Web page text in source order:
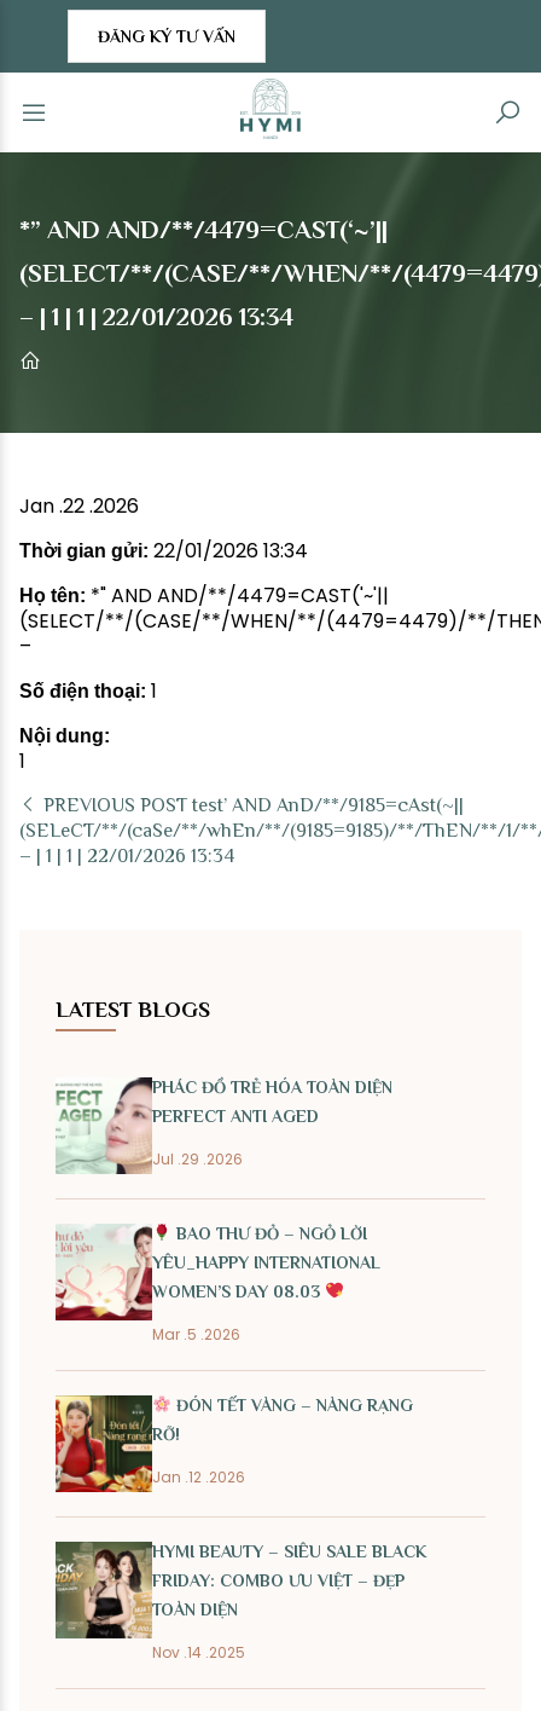
ĐĂNG KÝ TƯ VẤN
*” AND AND/**/4479=CAST(‘~’||
(SELECT/**/(CASE/**/WHEN/**/
– | 1 | 1 | 22/01/2026 13:34
Jan .22 .2026
Thời gian gửi: 22/01/2026 13:34
Họ tên: *" AND AND/**/4479=CAST('~'||
(SELECT/**/(CASE/**/WHEN/**/(4479=4479)/**/
–
Số điện thoại: 1
Nội dung:
1
PREVIOUS POST test’ AND AnD/**/9185=cAst(~||
(SELeCT/**/(caSe/**/whEn/**/(9185=9185)/**/ThEN/**/
– | 1 | 1 | 22/01/2026 13:34
LATEST BLOGS
PHÁC ĐỒ TRẺ HÓA TOÀN DIỆN
PERFECT ANTI AGED
Jul .29 .2026
BAO THƯ ĐỎ – NGỎ LỜI
YÊU_HAPPY INTERNATIONAL
WOMEN’S DAY 08.03
Mar .5 .2026
ĐÓN TẾT VÀNG – NÀNG RẠNG
RỠ!
Jan .12 .2026
HYMI BEAUTY – SIÊU SALE BLACK
FRIDAY: COMBO ƯU VIỆT – ĐẸP
TOÀN DIỆN
Nov .14 .2025